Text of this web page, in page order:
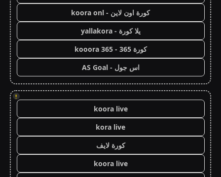
كورة اون لاين - koora onl
يلا كورة - yallakora
كورة 365 - kooora 365
اس جول - AS Goal
!
koora live
kora live
كورة لايف
koora live